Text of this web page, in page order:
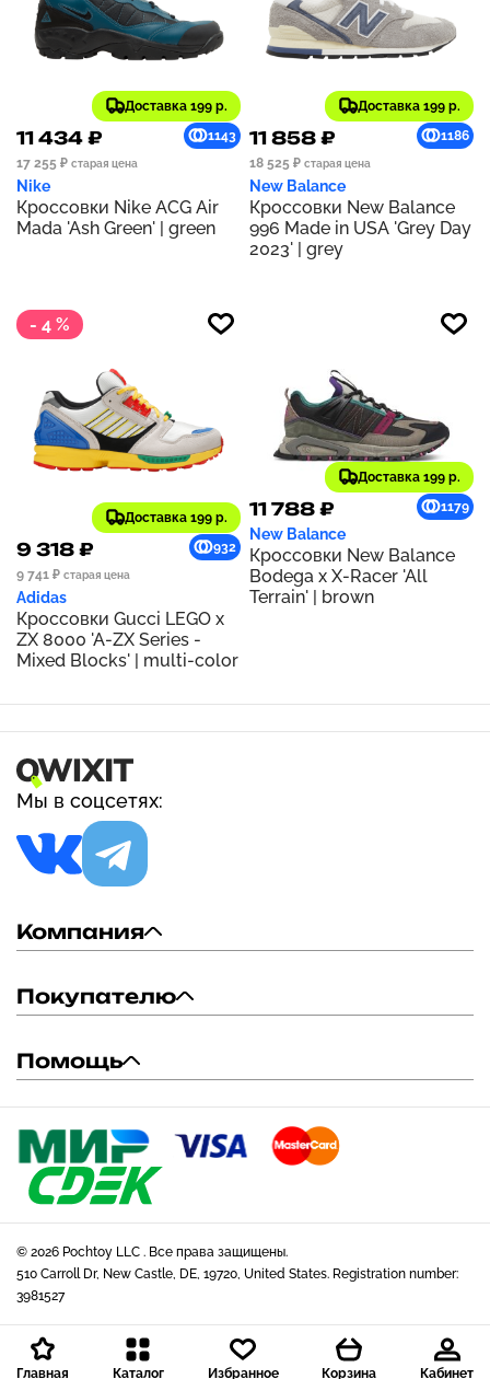
Доставка 199 р.
11 434 ₽
1143
17 255 ₽ старая цена
Nike
Кроссовки Nike ACG Air
Mada 'Ash Green' | green
Доставка 199 р.
11 858 ₽
1186
18 525 ₽ старая цена
New Balance
Кроссовки New Balance
996 Made in USA 'Grey Day
2023' | grey
- 4 %
Доставка 199 р.
9 318 ₽
932
9 741 ₽ старая цена
Adidas
Кроссовки Gucci LEGO x
ZX 8000 'A-ZX Series -
Mixed Blocks' | multi-color
Доставка 199 р.
11 788 ₽ 1179
New Balance
Кроссовки New Balance
Bodega x X-Racer 'All
Terrain' | brown
Мы в соцсетях:
Компания
Покупателю
Помощь
© 2026 Pochtoy LLC . Все права защищены.
510 Carroll Dr, New Castle, DE, 19720, United States. Registration number:
3981527
Главная Каталог Избранное Корзина Кабинет